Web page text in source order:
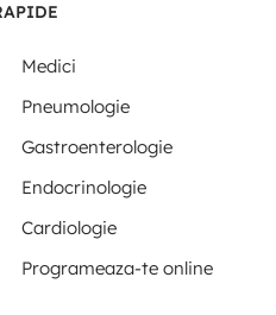
Medici
Pneumologie
Gastroenterologie
Endocrinologie
Cardiologie
Programeaza-te online